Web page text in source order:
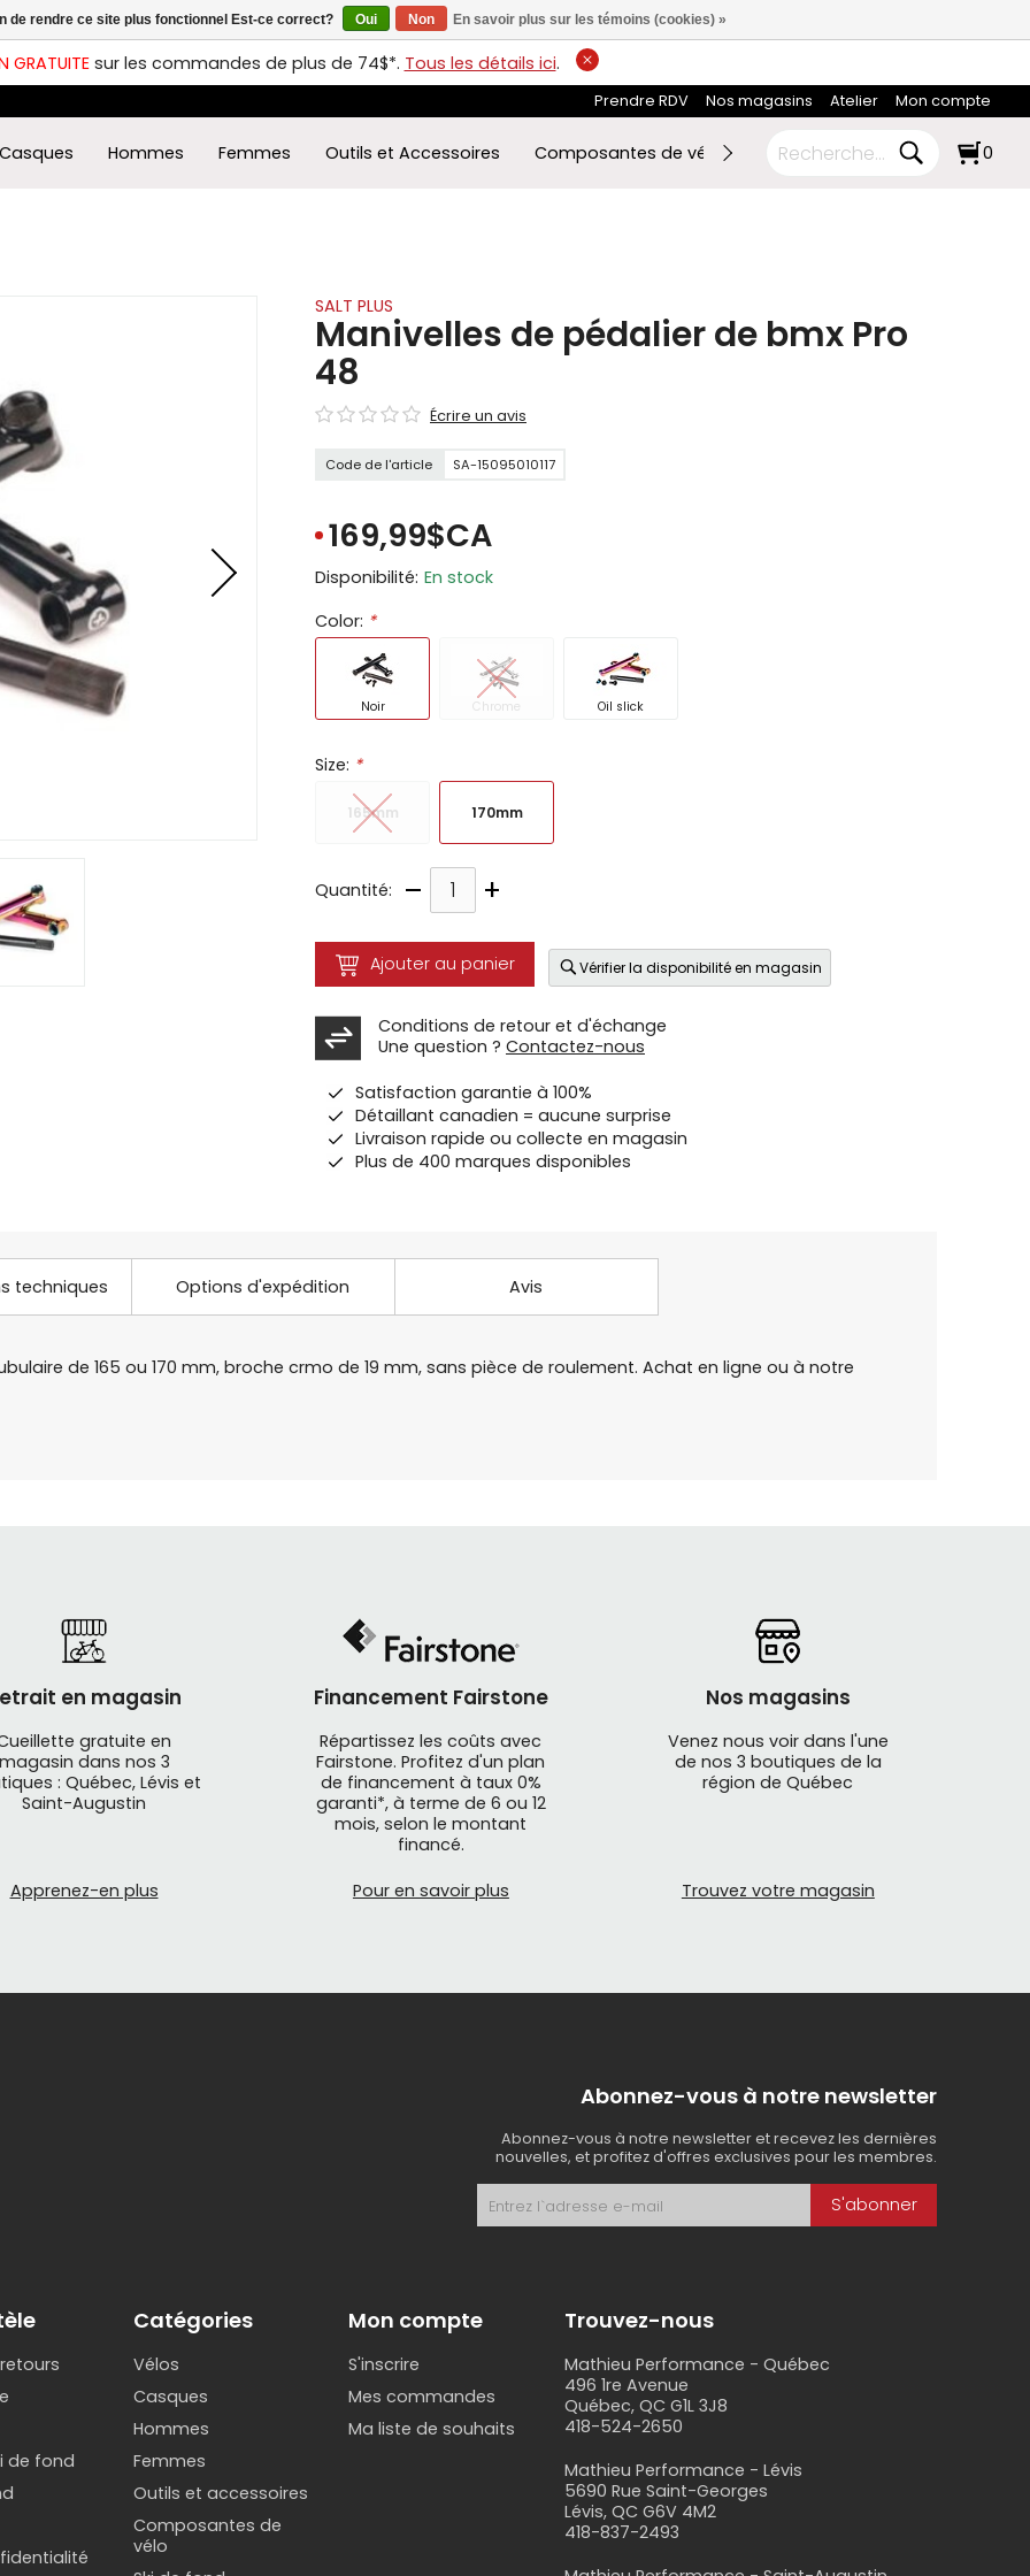
GRATUITEsur les commandes de plus de 74$*. Tous les détails ici.
Prendre RDV Nos magasins Atelier Mon compte
Casques Hommes Femmes Outils et Accessoires Composantes de vélo Ski de fond RABAIS FIN DE
0
SALT PLUS
Manivelles de pédalier de bmx Pro
48
Écrire un avis
Code de l'article SA-15095010117
169,99$CA
Disponibilité: En stock
Color: *
Noir Chrome Oil slick
Size: *
165mm 170mm
Quantité: – +
Ajouter au panier Vérifier la disponibilité en magasin
Conditions de retour et d'échange
Une question ? Contactez-nous
Satisfaction garantie à 100%
Détaillant canadien = aucune surprise
Livraison rapide ou collecte en magasin
Plus de 400 marques disponibles
techniques Options d'expédition Avis
de 165 ou 170 mm, broche crmo de 19 mm, sans pièce de roulement. Achat en ligne ou à notre
en magasin
gratuite en
magasin dans nos 3
: Québec, Lévis et
Saint-Augustin
Apprenez-en plus
Financement Fairstone
Répartissez les coûts avec
Fairstone. Profitez d'un plan
de financement à taux 0%
garanti*, à terme de 6 ou 12
mois, selon le montant
financé.
Pour en savoir plus
Nos magasins
Venez nous voir dans l'une
de nos 3 boutiques de la
région de Québec
Trouvez votre magasin
Abonnez-vous à notre newsletter
Abonnez-vous à notre newsletter et recevez les dernières
nouvelles, et profitez d'offres exclusives pour les membres.
S'abonner
de fond
Catégories
Vélos
Casques
Hommes
Femmes
Outils et accessoires
Composantes de
vélo
Mon compte
S'inscrire
Mes commandes
Ma liste de souhaits
Trouvez-nous
Mathieu Performance - Québec
496 1re Avenue
Québec, QC G1L 3J8
418-524-2650
Mathieu Performance - Lévis
5690 Rue Saint-Georges
Lévis, QC G6V 4M2
418-837-2493
de rendre ce site plus fonctionnel Est-ce correct? Oui Non En savoir plus sur les témoins (cookies) »